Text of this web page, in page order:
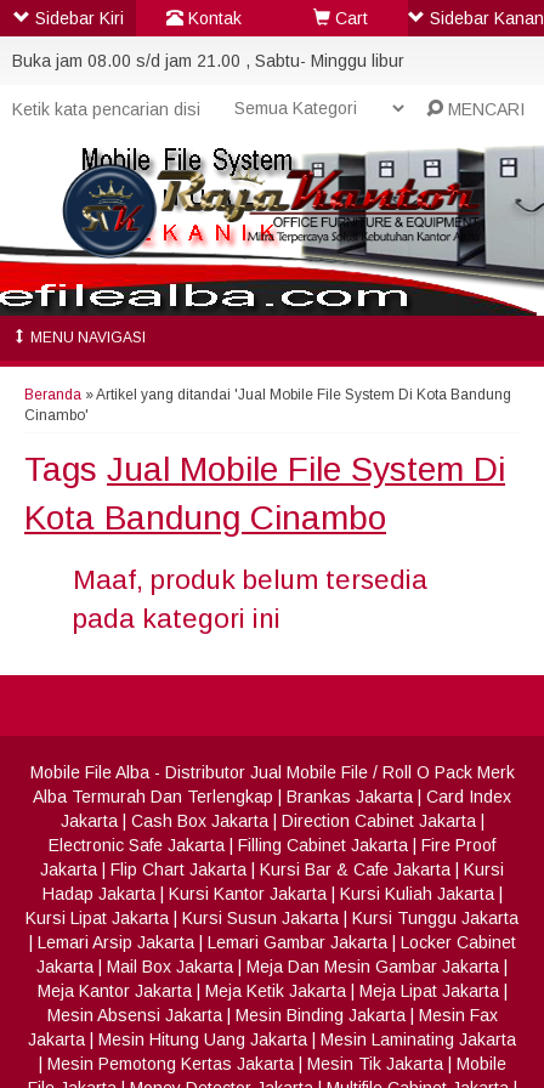
Buka jam 08.00 s/d jam 21.00 , Sabtu- Minggu libur
MENCARI
MENU NAVIGASI
Beranda »Artikel yang ditandai 'Jual Mobile File System Di Kota Bandung
Cinambo'
Tags Jual Mobile File System Di
Kota Bandung Cinambo
Maaf, produk belum tersedia
pada kategori ini
Mobile File Alba- Distributor Jual Mobile File / Roll O Pack Merk
Alba Termurah Dan Terlengkap
Brankas Jakarta
Card Index
Jakarta| Cash Box Jakarta| Direction Cabinet Jakarta|
Electronic Safe Jakarta
Filling Cabinet Jakarta
Fire Proof
Jakarta
Flip Chart Jakarta Kursi Bar & Cafe Jakarta
Kursi
Hadap Jakarta| Kursi Kantor Jakarta| Kursi Kuliah Jakarta|
Kursi Lipat Jakarta
Kursi Susun Jakarta
Kursi Tunggu Jakarta
Lemari Arsip Jakarta| Lemari Gambar Jakarta| Locker Cabinet
Jakarta
Mail Box Jakarta Meja Dan Mesin Gambar Jakarta
Meja Kantor Jakarta| Meja Ketik Jakarta| Meja Lipat Jakarta|
Mesin Absensi Jakarta| Mesin Binding Jakarta| Mesin Fax
Jakarta
Mesin Hitung Uang Jakarta
Mesin Laminating Jakarta
Mesin Pemotong Kertas Jakarta| Mesin Tik Jakarta| Mobile
Sidebar Kiri Kontak Cart Sidebar Kanan